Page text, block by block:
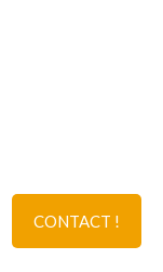
CONTACT !